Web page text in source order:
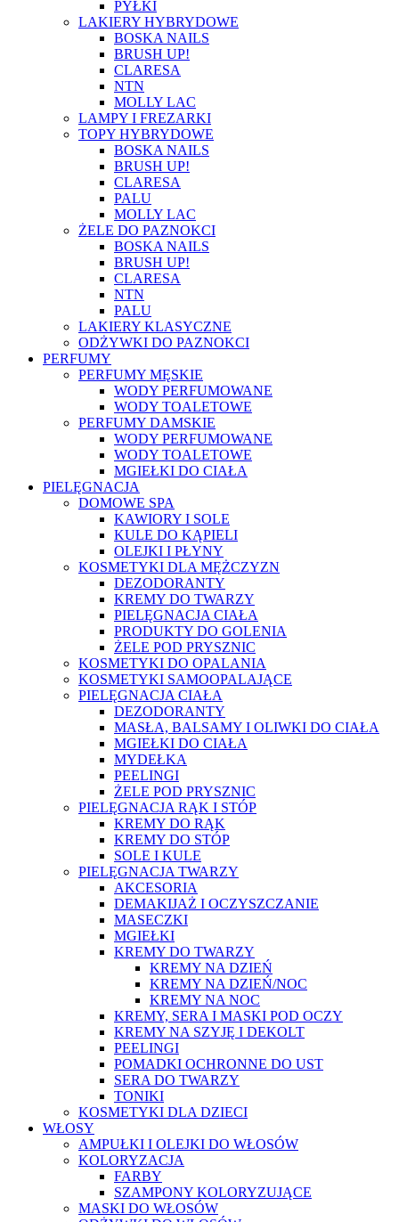
PYŁKI
LAKIERY HYBRYDOWE
BOSKA NAILS
BRUSH UP!
CLARESA
NTN
MOLLY LAC
LAMPY I FREZARKI
TOPY HYBRYDOWE
BOSKA NAILS
BRUSH UP!
CLARESA
PALU
MOLLY LAC
ŻELE DO PAZNOKCI
BOSKA NAILS
BRUSH UP!
CLARESA
NTN
PALU
LAKIERY KLASYCZNE
ODŻYWKI DO PAZNOKCI
PERFUMY
PERFUMY MĘSKIE
WODY PERFUMOWANE
WODY TOALETOWE
PERFUMY DAMSKIE
WODY PERFUMOWANE
WODY TOALETOWE
MGIEŁKI DO CIAŁA
PIELĘGNACJA
DOMOWE SPA
KAWIORY I SOLE
KULE DO KĄPIELI
OLEJKI I PŁYNY
KOSMETYKI DLA MĘŻCZYZN
DEZODORANTY
KREMY DO TWARZY
PIELĘGNACJA CIAŁA
PRODUKTY DO GOLENIA
ŻELE POD PRYSZNIC
KOSMETYKI DO OPALANIA
KOSMETYKI SAMOOPALAJĄCE
PIELĘGNACJA CIAŁA
DEZODORANTY
MASŁA, BALSAMY I OLIWKI DO CIAŁA
MGIEŁKI DO CIAŁA
MYDEŁKA
PEELINGI
ŻELE POD PRYSZNIC
PIELĘGNACJA RĄK I STÓP
KREMY DO RĄK
KREMY DO STÓP
SOLE I KULE
PIELĘGNACJA TWARZY
AKCESORIA
DEMAKIJAŻ I OCZYSZCZANIE
MASECZKI
MGIEŁKI
KREMY DO TWARZY
KREMY NA DZIEŃ
KREMY NA DZIEŃ/NOC
KREMY NA NOC
KREMY, SERA I MASKI POD OCZY
KREMY NA SZYJĘ I DEKOLT
PEELINGI
POMADKI OCHRONNE DO UST
SERA DO TWARZY
TONIKI
KOSMETYKI DLA DZIECI
WŁOSY
AMPUŁKI I OLEJKI DO WŁOSÓW
KOLORYZACJA
FARBY
SZAMPONY KOLORYZUJĄCE
MASKI DO WŁOSÓW